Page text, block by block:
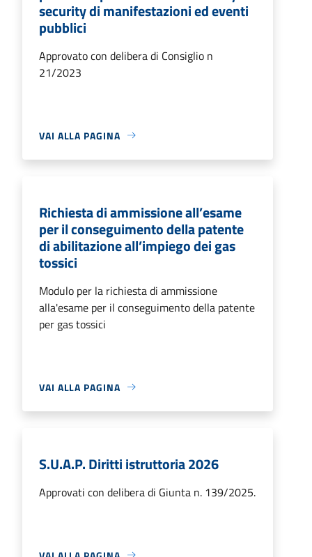
security di manifestazioni ed eventi
pubblici
Approvato con delibera di Consiglio n
21/2023
VAI ALLA PAGINA
Richiesta di ammissione all’esame
per il conseguimento della patente
di abilitazione all’impiego dei gas
tossici
Modulo per la richiesta di ammissione
alla'esame per il conseguimento della patente
per gas tossici
VAI ALLA PAGINA
S.U.A.P. Diritti istruttoria 2026
Approvati con delibera di Giunta n. 139/2025.